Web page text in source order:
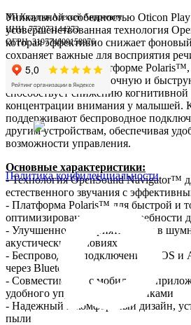
Уникальной особенностью Oticon Play
усовершенствованная технология
которая эффективно снижает
сохраняет важные для восприятия
среды. Благодаря платформе
обеспечивают более точную и
способствует снижению
концентрации внимания у малышей.
поддерживают беспроводное
другим устройствам, обеспечивая
возможности управления.
Основные характеристики:
- Технология OpenSound Navigator™
естественного звучания с
- Платформа Polaris™ для быстрой и
оптимизированной под потребности
- Улучшенное восприятие речи в
акустических условиях
- Беспроводное подключение к iOS и
через Bluetooth
- Совместимость с мобильным
удобного управления настройками
- Надежный и комфортный дизайн,
пыли
ИП Калугин Алексей Андреевич
ИНН: 772073144273
ОГРН: 319774600158976
Политика конфиденциальности